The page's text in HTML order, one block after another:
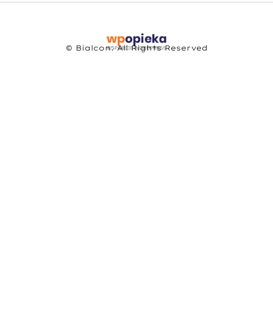
© Bialcon. All Rights Reserved